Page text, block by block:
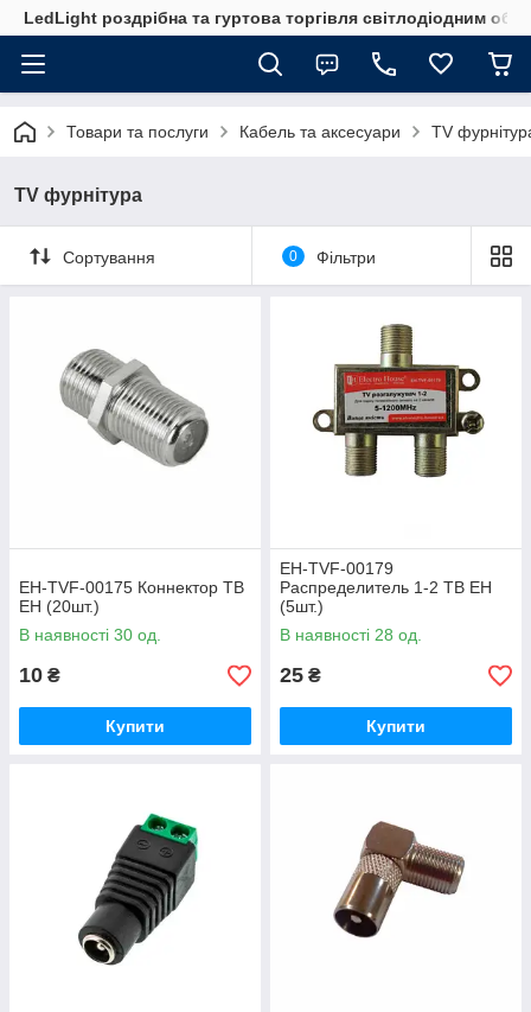
LedLight роздрiбна та гуртова торгiвля свiтлодiодним
Товари та послуги Кабель та аксесуари TV
TV фурнітура
Сортування 0 Фільтри
EH-TVF-00175 Коннектор ТВ
ЕН (20шт.)
В наявності 30 од.
10 ₴
Купити
EH-TVF-00179
Распределитель 1-2 ТВ ЕН
(5шт.)
В наявності 28 од.
25 ₴
Купити